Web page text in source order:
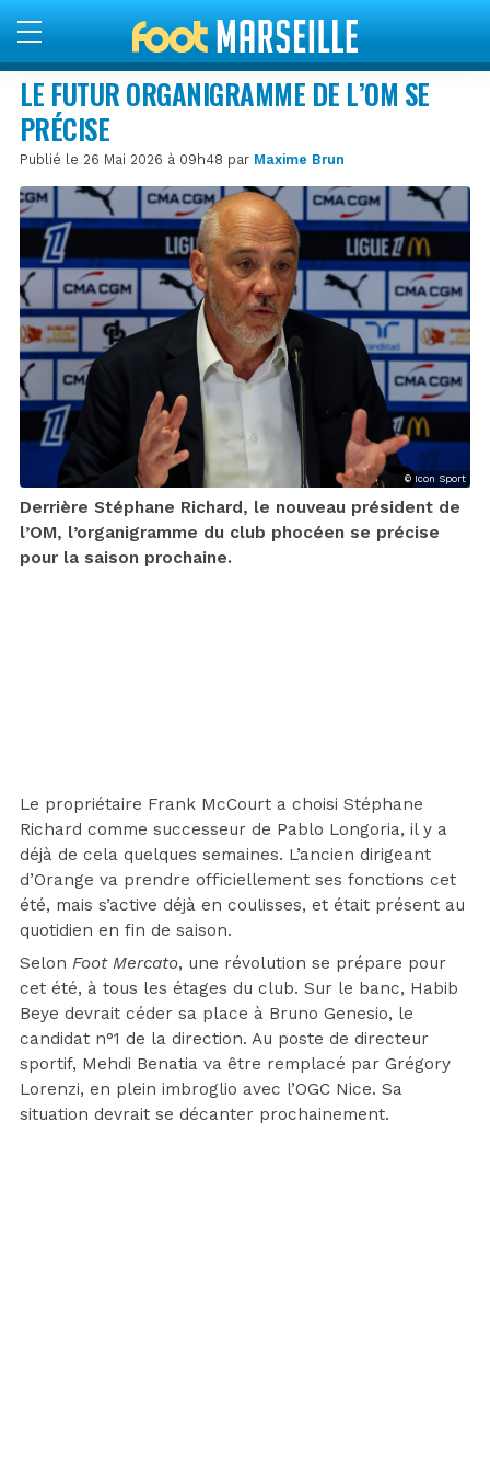
LE FUTUR ORGANIGRAMME DE L’OM SE
PRÉCISE
Publié le 26 Mai 2026 à 09h48 par Maxime Brun
© Icon Sport
Derrière Stéphane Richard, le nouveau président de
l’OM, l’organigramme du club phocéen se précise
pour la saison prochaine.
Le propriétaire Frank McCourt a choisi Stéphane
Richard comme successeur de Pablo Longoria, il y a
déjà de cela quelques semaines. L’ancien dirigeant
d’Orange va prendre officiellement ses fonctions cet
été, mais s’active déjà en coulisses, et était présent au
quotidien en fin de saison.
Selon Foot Mercato, une révolution se prépare pour
cet été, à tous les étages du club. Sur le banc, Habib
Beye devrait céder sa place à Bruno Genesio, le
candidat n°1 de la direction. Au poste de directeur
sportif, Mehdi Benatia va être remplacé par Grégory
Lorenzi, en plein imbroglio avec l’OGC Nice. Sa
situation devrait se décanter prochainement.